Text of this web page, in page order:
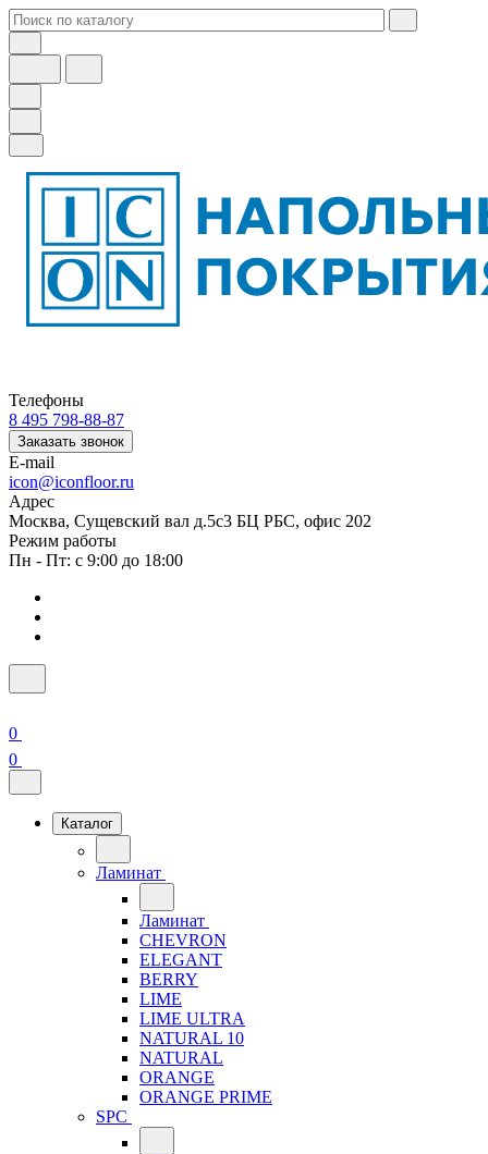
Телефоны
8 495 798-88-87
Заказать звонок
E-mail
icon@iconfloor.ru
Адрес
Москва, Сущевский вал д.5с3 БЦ РБС, офис 202
Режим работы
Пн - Пт: с 9:00 до 18:00
0
0
Каталог
Ламинат
Ламинат
CHEVRON
ELEGANT
BERRY
LIME
LIME ULTRA
NATURAL 10
NATURAL
ORANGE
ORANGE PRIME
SPC